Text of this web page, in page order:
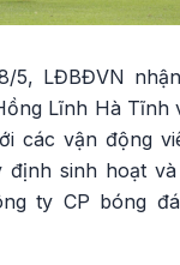
5, LĐBĐVN
Lĩnh Hà Tĩnh
các vận động
định sinh hoạt
ty CP bóng